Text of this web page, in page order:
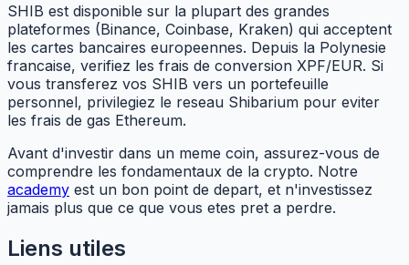
SHIB est disponible sur la plupart des grandes
plateformes (Binance, Coinbase, Kraken) qui acceptent
les cartes bancaires europeennes. Depuis la Polynesie
francaise, verifiez les frais de conversion XPF/EUR. Si
vous transferez vos SHIB vers un portefeuille
personnel, privilegiez le reseau Shibarium pour eviter
les frais de gas Ethereum.
Avant d'investir dans un meme coin, assurez-vous de
comprendre les fondamentaux de la crypto. Notre
academy est un bon point de depart, et n'investissez
jamais plus que ce que vous etes pret a perdre.
Liens utiles